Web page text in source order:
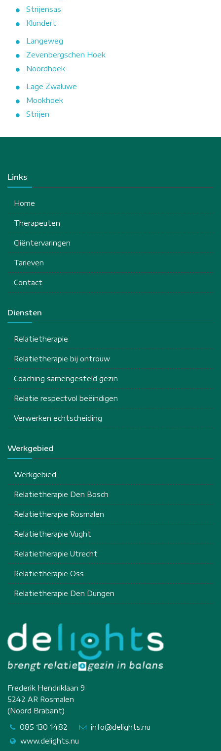
Strijensas
Klundert
Langeweg
Zevenbergschen Hoek
Noordhoek
Lage Zwaluwe
Mookhoek
Strijen
Links
Home
Therapeuten
Cliëntervaringen
Tarieven
Contact
Diensten
Relatietherapie
Relatietherapie bij ontrouw
Coaching samengesteld gezin
Relatie respectvol beëindigen
Verwerken echtscheiding
Werkgebied
Werkgebied
Relatietherapie Den Bosch
Relatietherapie Rosmalen
Relatietherapie Vught
Relatietherapie Utrecht
Relatietherapie Oss
Relatietherapie Den Dungen
Frederik Hendriklaan 9
5242 AR Rosmalen
(Noord Brabant)
085 130 1482
info@delights.nu
www.delights.nu